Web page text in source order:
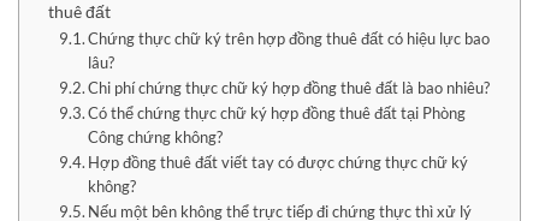
thuê đất
Chứng thực chữ ký trên hợp đồng thuê đất có hiệu lực bao
lâu?
Chi phí chứng thực chữ ký hợp đồng thuê đất là bao nhiêu?
Có thể chứng thực chữ ký hợp đồng thuê đất tại Phòng
Công chứng không?
Hợp đồng thuê đất viết tay có được chứng thực chữ ký
không?
Nếu một bên không thể trực tiếp đi chứng thực thì xử lý